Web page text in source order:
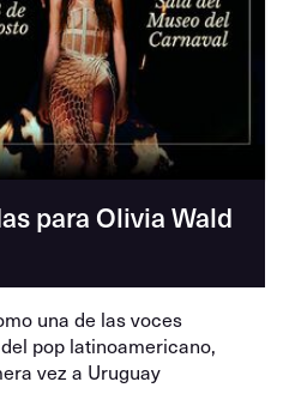
para Olivia Wald
una de las voces
pop latinoamericano,
vez a Uruguay